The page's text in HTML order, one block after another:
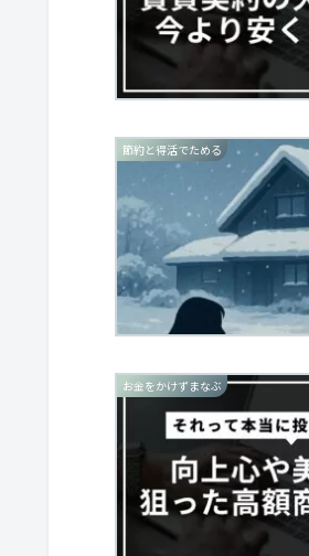
節約と得活でためる
お金をかけずまなぶ